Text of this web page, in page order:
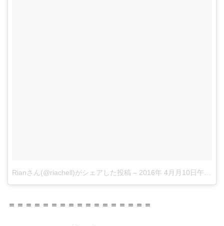
Rianさん(@riachell)がシェアした投稿 – 2016年 4月月10日午後11時00分PDT
＝＝＝＝＝＝＝＝＝＝＝＝＝＝＝＝＝